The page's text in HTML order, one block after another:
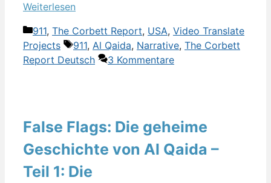
Weiterlesen
Kategorien
911, The Corbett Report, USA, Video Translate
Projects
Schlagwörter
911, Al Qaida, Narrative, The Corbett
Report Deutsch
3 Kommentare
False Flags: Die geheime
Geschichte von Al Qaida –
Teil 1: Die